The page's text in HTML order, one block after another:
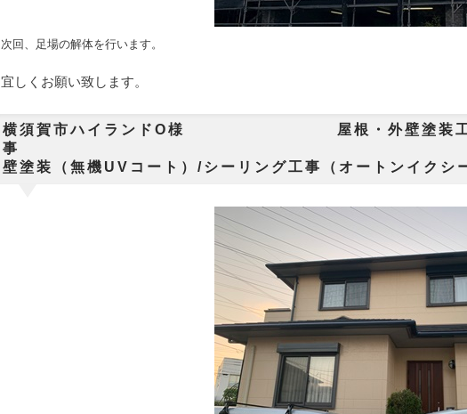
次回、足場の解体を行います。
宜しくお願い致します。
横須賀市ハイランドO様 屋根・外壁塗装工
事 屋根塗装(無機
壁塗装（無機UVコート）/シーリング工事（オートンイク